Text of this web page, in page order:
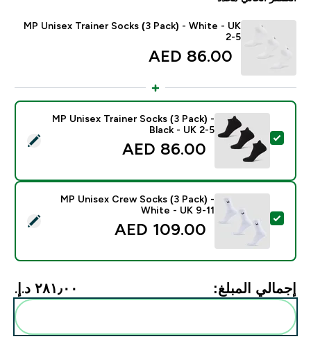
MP Unisex Trainer Socks (3 Pack) - White - UK
2-5
86.00 AED‎
تحديد هذا المنتج - MP Unisex Trainer Socks (3 Pack) - Black - UK 2-5
MP Unisex Trainer Socks (3 Pack) -
Black - UK 2-5
86.00 AED‎
تحديد هذا المنتج - MP Unisex Crew Socks (3 Pack) - White - UK 9-11
MP Unisex Crew Socks (3 Pack) -
White - UK 9-11
109.00 AED‎
إجمالي المبلغ: ٢٨١٫٠٠ د.إ.‏‎